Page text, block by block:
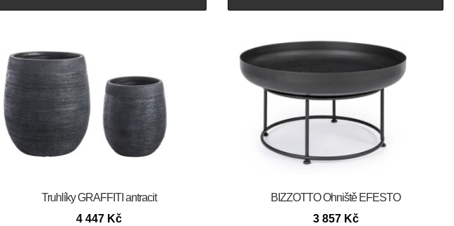
Truhlíky GRAFFITI antracit
4 447 Kč
BIZZOTTO Ohniště EFESTO
3 857 Kč